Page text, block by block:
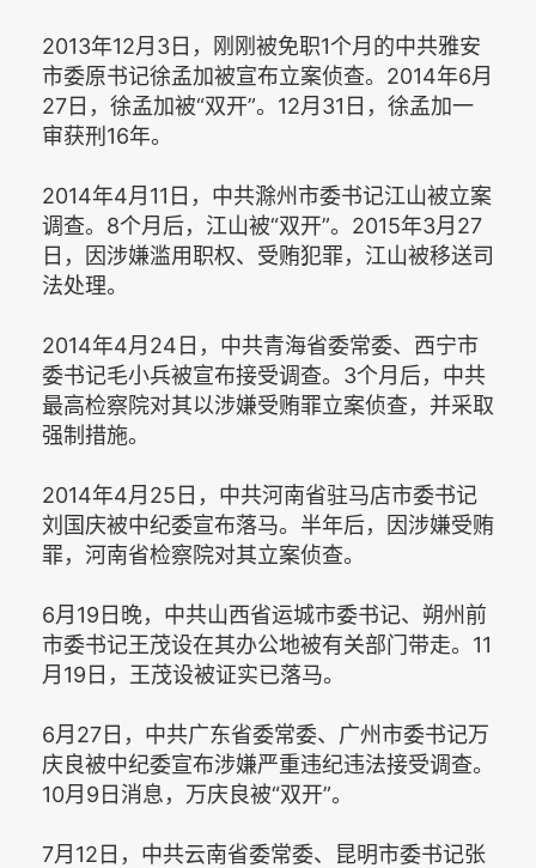
2013年12月3日，刚刚被免职1个月的中共雅安
市委原书记徐孟加被宣布立案侦查。2014年6月
27日，徐孟加被“双开”。12月31日，徐孟加一
审获刑16年。
2014年4月11日，中共滁州市委书记江山被立案
调查。8个月后，江山被“双开”。2015年3月27
日，因涉嫌滥用职权、受贿犯罪，江山被移送司
法处理。
2014年4月24日，中共青海省委常委、西宁市
委书记毛小兵被宣布接受调查。3个月后，中共
最高检察院对其以涉嫌受贿罪立案侦查，并采取
强制措施。
2014年4月25日，中共河南省驻马店市委书记
刘国庆被中纪委宣布落马。半年后，因涉嫌受贿
罪，河南省检察院对其立案侦查。
6月19日晚，中共山西省运城市委书记、朔州前
市委书记王茂设在其办公地被有关部门带走。11
月19日，王茂设被证实已落马。
6月27日，中共广东省委常委、广州市委书记万
庆良被中纪委宣布涉嫌严重违纪违法接受调查。
10月9日消息，万庆良被“双开”。
7月12日，中共云南省委常委、昆明市委书记张